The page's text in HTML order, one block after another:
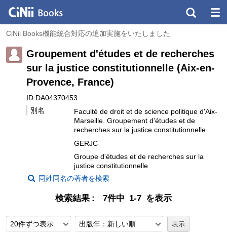
CiNii Books機能統合対応の追加実施をいたしました
Groupement d'études et de recherches
sur la justice constitutionnelle (Aix-en-
Provence, France)
ID:DA04370453
別名
Faculté de droit et de science politique d'Aix-
Marseille. Groupement d'études et de
recherches sur la justice constitutionnelle
GERJC
Groupe d'études et de recherches sur la
justice constitutionnelle
同姓同名の著者を検索
検索結果 7件中 1-7 を表示
20件ずつ表示 出版年：新しい順